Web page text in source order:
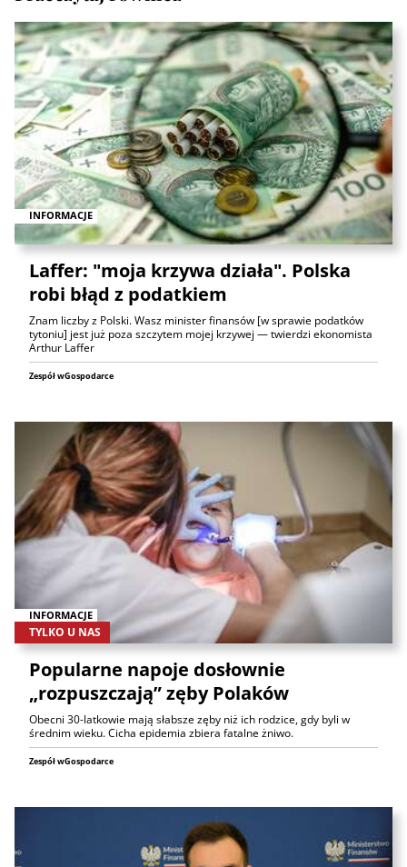
INFORMACJE
Laffer: "moja krzywa działa". Polska
robi błąd z podatkiem
Znam liczby z Polski. Wasz minister finansów [w sprawie podatków
tytoniu] jest już poza szczytem mojej krzywej — twierdzi ekonomista
Arthur Laffer
Zespół wGospodarce
INFORMACJE
TYLKO U NAS
Popularne napoje dosłownie
„rozpuszczają” zęby Polaków
Obecni 30-latkowie mają słabsze zęby niż ich rodzice, gdy byli w
średnim wieku. Cicha epidemia zbiera fatalne żniwo.
Zespół wGospodarce